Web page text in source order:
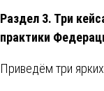
Раздел 3. Три
практики
Приведём три